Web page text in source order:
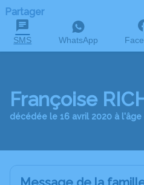
Partager
SMS WhatsApp
Françoise
décédée le 16 avril 2020 à l'âge